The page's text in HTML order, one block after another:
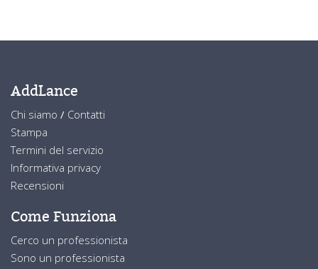
AddLance
Chi siamo / Contatti
Stampa
Termini del servizio
Informativa privacy
Recensioni
Come Funziona
Cerco un professionista
Sono un professionista